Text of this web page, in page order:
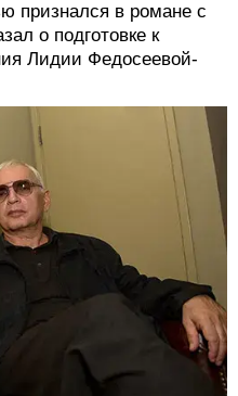
признался в романе с
о подготовке к
Лидии Федосеевой-